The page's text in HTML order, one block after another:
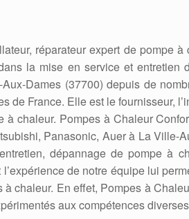
réparateur expert de pompe
la mise en service et entretien
Dames (37700) depuis de
de France. Elle est le fournisseur,
chaleur. Pompes à Chaleur
Panasonic, Auer à La Ville-
dépannage de pompe à
de notre équipe lui
chaleur. En effet, Pompes à
aux compétences